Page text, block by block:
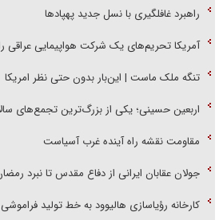
راهبرد غافلگیری با نسل جدید پهپاد‌ها
آمریکا تحریم‌های یک شرکت هواپیمایی عراقی
تنگه ملک ماست | این‌بار بدون حتی نظر امریکا
اربعین حسینی؛ یکی از بزرگ‌ترین تجمع‌های
مقاومت نقشه راه آینده غرب آسیاست
جولان عقابان ایرانی از دفاع مقدس تا نبرد
کارخانه رؤیاسازی هالیوود به خط تولید